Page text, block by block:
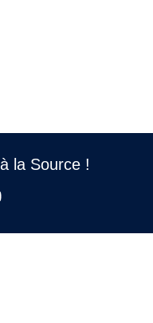
la Source !